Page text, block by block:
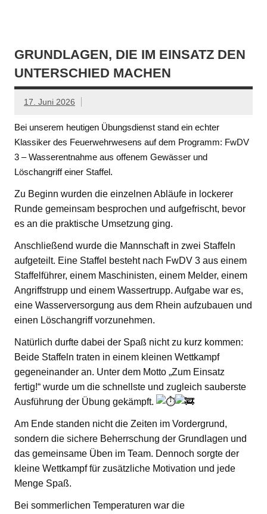
GRUNDLAGEN, DIE IM EINSATZ DEN
UNTERSCHIED MACHEN
17. Juni 2026
Bei unserem heutigen Übungsdienst stand ein echter
Klassiker des Feuerwehrwesens auf dem Programm: FwDV
3 – Wasserentnahme aus offenem Gewässer und
Löschangriff einer Staffel.
Zu Beginn wurden die einzelnen Abläufe in lockerer
Runde gemeinsam besprochen und aufgefrischt, bevor
es an die praktische Umsetzung ging.
Anschließend wurde die Mannschaft in zwei Staffeln
aufgeteilt. Eine Staffel besteht nach FwDV 3 aus einem
Staffelführer, einem Maschinisten, einem Melder, einem
Angriffstrupp und einem Wassertrupp. Aufgabe war es,
eine Wasserversorgung aus dem Rhein aufzubauen und
einen Löschangriff vorzunehmen.
Natürlich durfte dabei der Spaß nicht zu kurz kommen:
Beide Staffeln traten in einem kleinen Wettkampf
gegeneinander an. Unter dem Motto „Zum Einsatz
fertig!“ wurde um die schnellste und zugleich sauberste
Ausführung der Übung gekämpft.
Am Ende standen nicht die Zeiten im Vordergrund,
sondern die sichere Beherrschung der Grundlagen und
das gemeinsame Üben im Team. Dennoch sorgte der
kleine Wettkampf für zusätzliche Motivation und jede
Menge Spaß.
Bei sommerlichen Temperaturen war die